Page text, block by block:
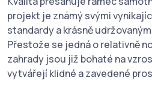
projekt je známý svými
standardy a krásně
Přestože se jedná o relativně
zahrady jsou již bohaté na
vytvářejí klidné a zavedené